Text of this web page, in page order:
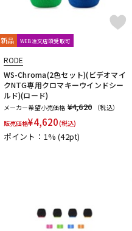
新品 WEB注文店頭受取可
RODE
WS-Chroma(2色セット)(ビデオマイ
クNTG専用クロマキーウインドシー
ルド)(ロード)
メーカー希望小売価格 ¥4,620
（税込）
販売価格¥4,620(税込)
ポイント：1%(42pt)